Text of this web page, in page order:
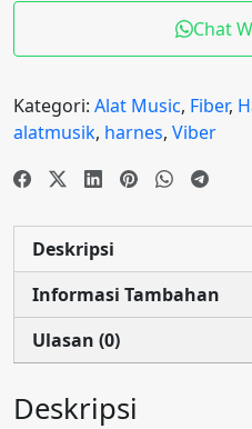
marching
SMP.
terbaik
Chat
Kategori: Alat Music, Fiber,
alatmusik, harnes, Viber
Deskripsi
Informasi Tambahan
Ulasan (0)
Deskripsi